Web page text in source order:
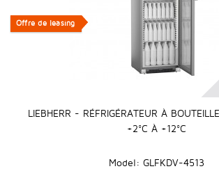
Offre de leasing
Offre de leasing
LIEBHERR - RÉFRIGÉRATEUR À
+2°C À +12°C
Model: GLFKDV-4513